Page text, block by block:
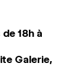
18h à
Galerie,